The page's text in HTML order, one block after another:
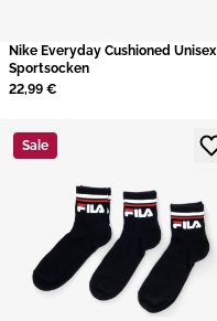
Nike Everyday Cushioned Unisex
Sportsocken
22,99 €
Sale